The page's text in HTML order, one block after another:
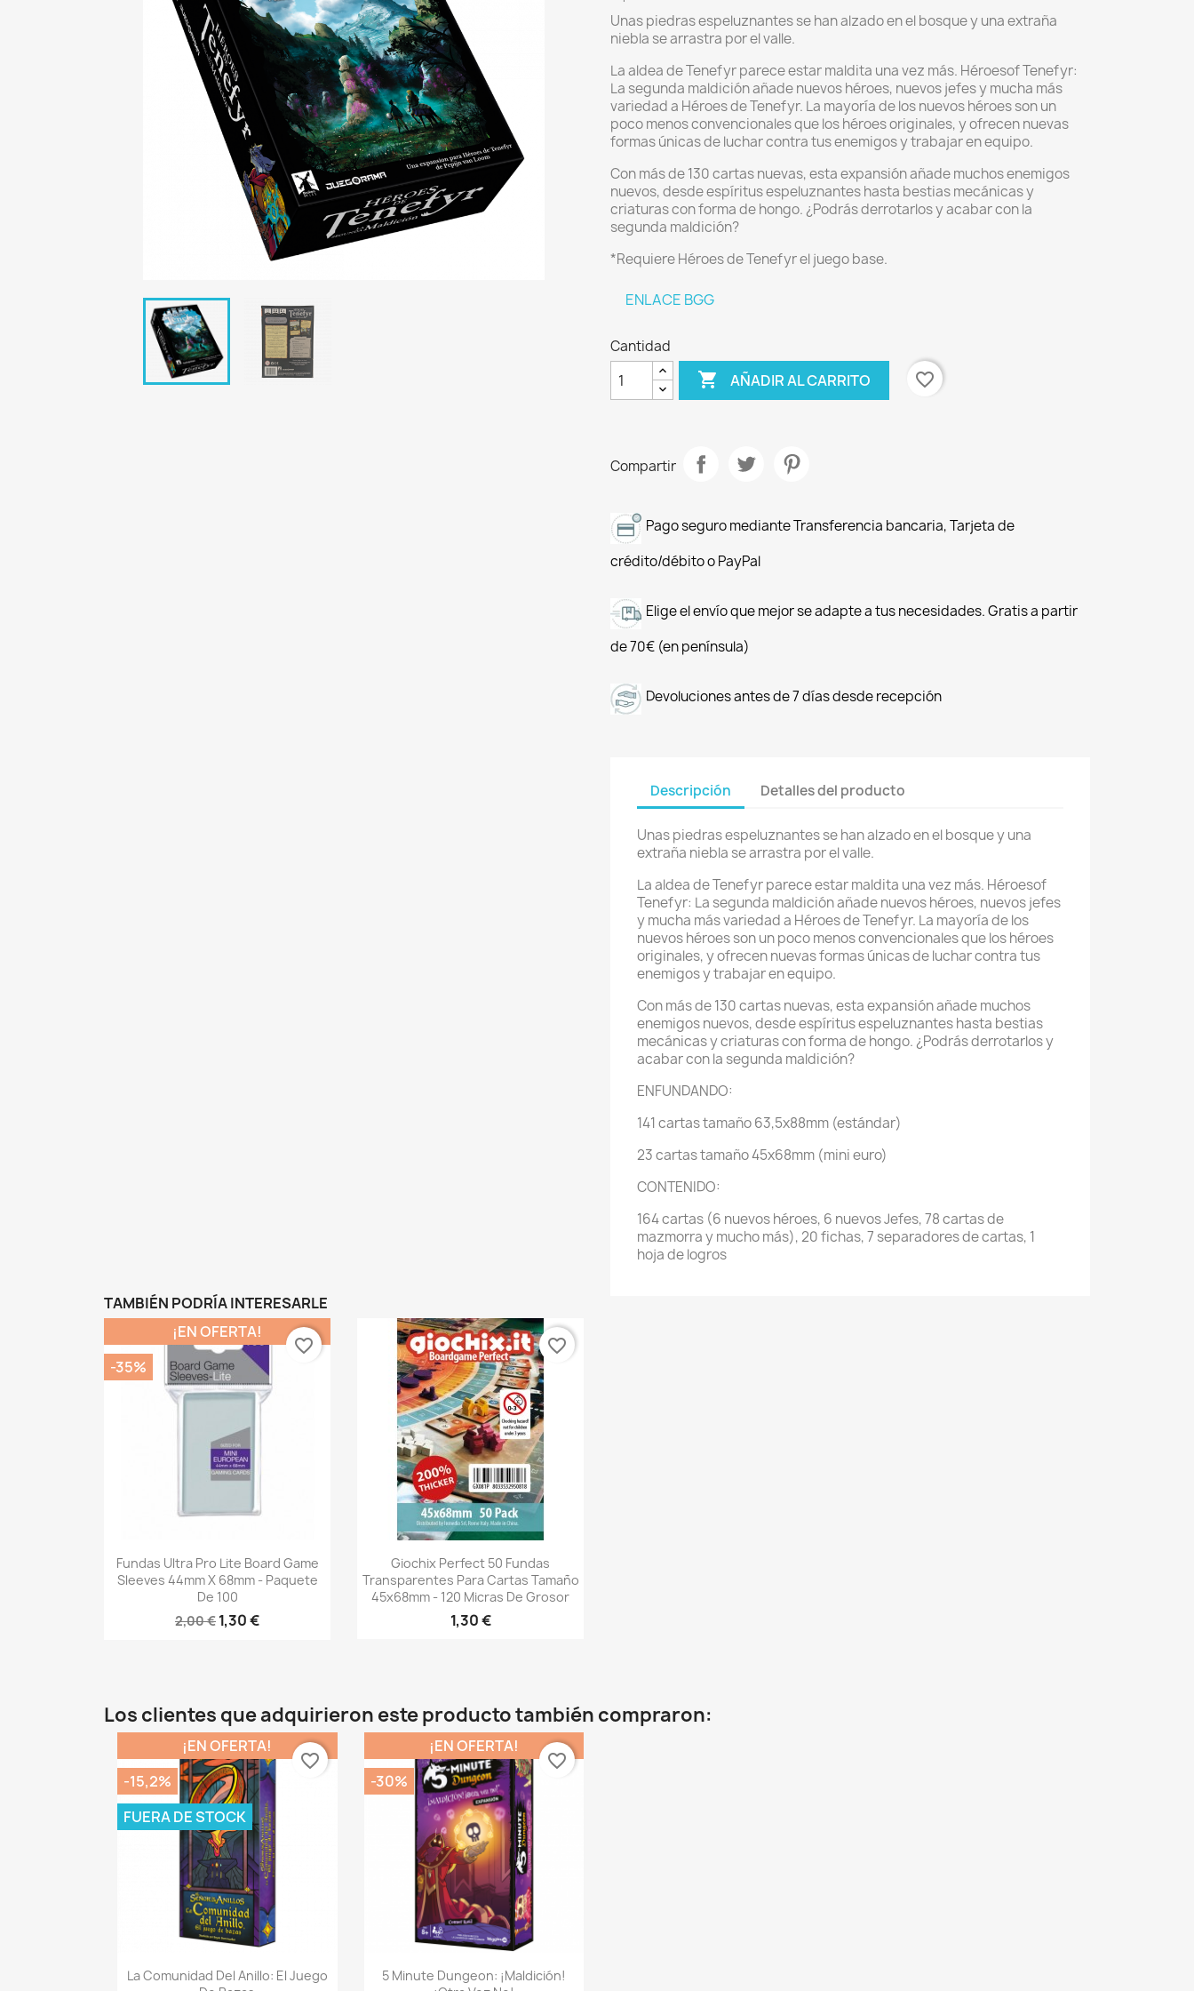
Unas piedras espeluznantes se han alzado en el bosque y una extraña
niebla se arrastra por el valle.
La aldea de Tenefyr parece estar maldita una vez más. Héroesof Tenefyr:
La segunda maldición añade nuevos héroes, nuevos jefes y mucha más
variedad a Héroes de Tenefyr. La mayoría de los nuevos héroes son un
poco menos convencionales que los héroes originales, y ofrecen nuevas
formas únicas de luchar contra tus enemigos y trabajar en equipo.
Con más de 130 cartas nuevas, esta expansión añade muchos enemigos
nuevos, desde espíritus espeluznantes hasta bestias mecánicas y
criaturas con forma de hongo. ¿Podrás derrotarlos y acabar con la
segunda maldición?
*Requiere Héroes de Tenefyr el juego base.
ENLACE BGG
Cantidad
 AÑADIR AL CARRITO favorite_border
Compartir
Pago seguro mediante Transferencia bancaria, Tarjeta de
crédito/débito o PayPal
Elige el envío que mejor se adapte a tus necesidades. Gratis a partir
de 70€ (en península)
Devoluciones antes de 7 días desde recepción
Descripción Detalles del producto
Unas piedras espeluznantes se han alzado en el bosque y una
extraña niebla se arrastra por el valle.
La aldea de Tenefyr parece estar maldita una vez más. Héroesof
Tenefyr: La segunda maldición añade nuevos héroes, nuevos jefes
y mucha más variedad a Héroes de Tenefyr. La mayoría de los
nuevos héroes son un poco menos convencionales que los héroes
originales, y ofrecen nuevas formas únicas de luchar contra tus
enemigos y trabajar en equipo.
Con más de 130 cartas nuevas, esta expansión añade muchos
enemigos nuevos, desde espíritus espeluznantes hasta bestias
mecánicas y criaturas con forma de hongo. ¿Podrás derrotarlos y
acabar con la segunda maldición?
ENFUNDANDO:
141 cartas tamaño 63,5x88mm (estándar)
23 cartas tamaño 45x68mm (mini euro)
CONTENIDO:
164 cartas (6 nuevos héroes, 6 nuevos Jefes, 78 cartas de
mazmorra y mucho más), 20 fichas, 7 separadores de cartas, 1
hoja de logros
TAMBIÉN PODRÍA INTERESARLE
Vista rápida
Fundas Ultra Pro Lite Board Game
Sleeves 44mm X 68mm - Paquete
De 100
2,00 € 1,30 €
¡EN OFERTA!
-35%
favorite_border
 Vista rápida
Giochix Perfect 50 Fundas
Transparentes Para Cartas Tamaño
45x68mm - 120 Micras De Grosor
1,30 €
favorite_border
Los clientes que adquirieron este producto también compraron:
Vista rápida
La Comunidad Del Anillo: El Juego
¡EN OFERTA!
-15,2%
FUERA DE STOCK
favorite_border
Vista rápida
5 Minute Dungeon: ¡Maldición!
¡EN OFERTA!
-30%
favorite_border